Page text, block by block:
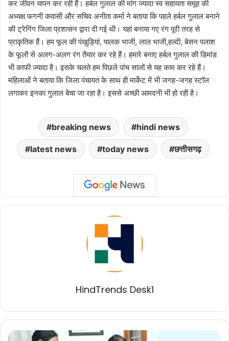
कर जीवन यापन कर रही हैं। हर्बल गुलाल की मांग ज्यादा स्व सहायता समूह की
अध्यक्ष फगनी कवासी और सचिव अनीता कर्मा ने बताया कि पहले हर्बल गुलाल बनाने
की ट्रेनिंग जिला प्रशासन द्वारा दी गई थी। यहां बनाया गए रंग पूरी तरह से
प्राकृतिक हैं। हम फूल की पंखुड़ियां, पालक भाजी, लाल भाजी,हल्दी, बेसन पलाश
के फूलों से अलग-अलग रंग तैयार कर रहे हैं। हमारे बनाए हर्बल गुलाल की डिमांड
भी काफी ज्यादा है। इसके चलते हम पिछले पांच सालों से यह काम कर रहे हैं।
महिलाओं ने बताया कि जिला पंचायत के साथ ही मार्केट में भी जगह-जगह स्टॉल
लगाकर इनका गुलाल बेचा जा रहा है। इससे अच्छी आमदनी भी हो रही है।
breaking news hindi news
latest news today news छत्तीसगढ़
HindTrends Desk1
मुख्यमंत्री